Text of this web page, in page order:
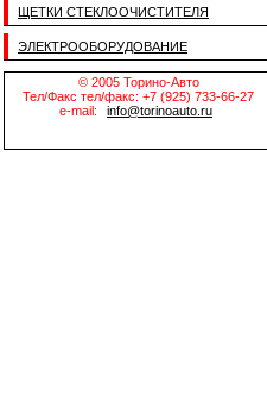
ЩЕТКИ СТЕКЛООЧИСТИТЕЛЯ
ЭЛЕКТРООБОРУДОВАНИЕ
© 2005 Торино-Авто
Тел/Факс тел/факс: +7 (925) 733-66-27
e-mail:
info@torinoauto.ru